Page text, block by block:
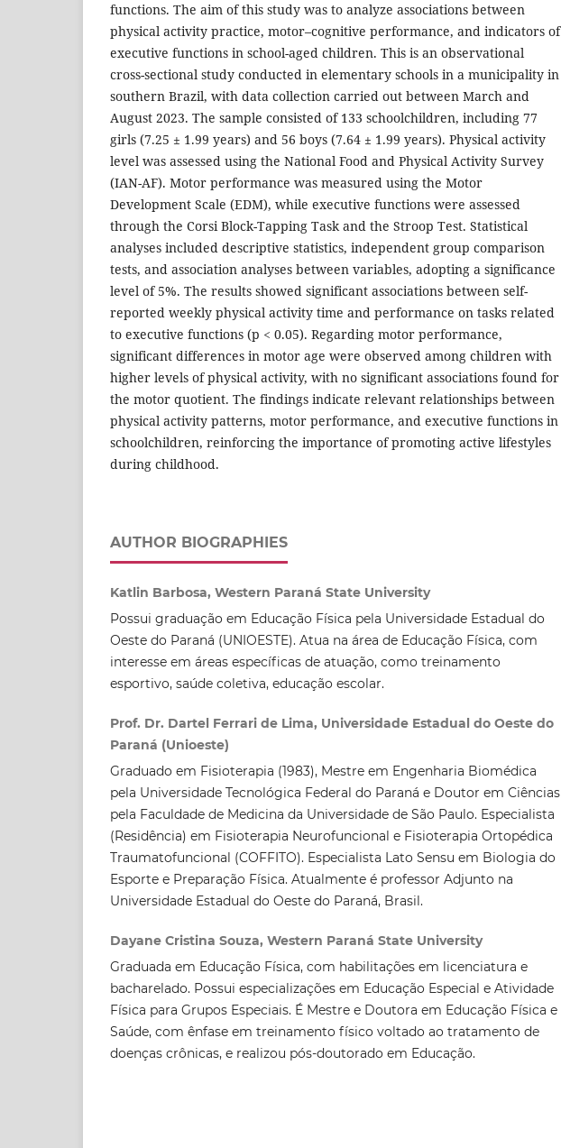
functions. The aim of this study was to analyze associations between
physical activity practice, motor–cognitive performance, and indicators of
executive functions in school-aged children. This is an observational
cross-sectional study conducted in elementary schools in a municipality in
southern Brazil, with data collection carried out between March and
August 2023. The sample consisted of 133 schoolchildren, including 77
girls (7.25 ± 1.99 years) and 56 boys (7.64 ± 1.99 years). Physical activity
level was assessed using the National Food and Physical Activity Survey
(IAN-AF). Motor performance was measured using the Motor
Development Scale (EDM), while executive functions were assessed
through the Corsi Block-Tapping Task and the Stroop Test. Statistical
analyses included descriptive statistics, independent group comparison
tests, and association analyses between variables, adopting a significance
level of 5%. The results showed significant associations between self-
reported weekly physical activity time and performance on tasks related
to executive functions (p < 0.05). Regarding motor performance,
significant differences in motor age were observed among children with
higher levels of physical activity, with no significant associations found for
the motor quotient. The findings indicate relevant relationships between
physical activity patterns, motor performance, and executive functions in
schoolchildren, reinforcing the importance of promoting active lifestyles
during childhood.
AUTHOR BIOGRAPHIES
Katlin Barbosa, Western Paraná State University
Possui graduação em Educação Física pela Universidade Estadual do
Oeste do Paraná (UNIOESTE). Atua na área de Educação Física, com
interesse em áreas específicas de atuação, como treinamento
esportivo, saúde coletiva, educação escolar.
Prof. Dr. Dartel Ferrari de Lima, Universidade Estadual do Oeste do
Paraná (Unioeste)
Graduado em Fisioterapia (1983), Mestre em Engenharia Biomédica
pela Universidade Tecnológica Federal do Paraná e Doutor em Ciências
pela Faculdade de Medicina da Universidade de São Paulo. Especialista
(Residência) em Fisioterapia Neurofuncional e Fisioterapia Ortopédica
Traumatofuncional (COFFITO). Especialista Lato Sensu em Biologia do
Esporte e Preparação Física. Atualmente é professor Adjunto na
Universidade Estadual do Oeste do Paraná, Brasil.
Dayane Cristina Souza, Western Paraná State University
Graduada em Educação Física, com habilitações em licenciatura e
bacharelado. Possui especializações em Educação Especial e Atividade
Física para Grupos Especiais. É Mestre e Doutora em Educação Física e
Saúde, com ênfase em treinamento físico voltado ao tratamento de
doenças crônicas, e realizou pós-doutorado em Educação.